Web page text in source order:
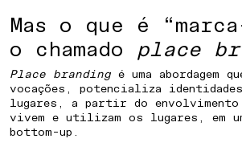
Mas o que é
o chamado place
Place branding é uma abordagem
vocações, potencializa
lugares, a partir do envolvimento
vivem e utilizam os lugares, em
bottom-up.